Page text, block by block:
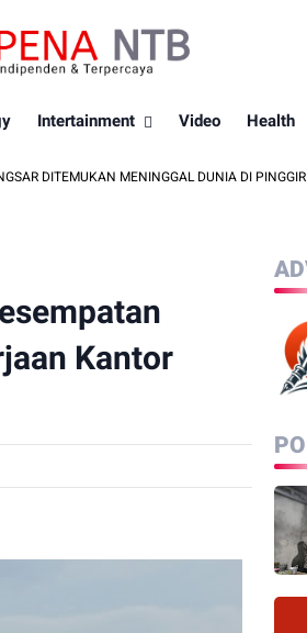
Intertainment Video Health
MENINGGAL DUNIA DI PINGGIR KALI
Kantor